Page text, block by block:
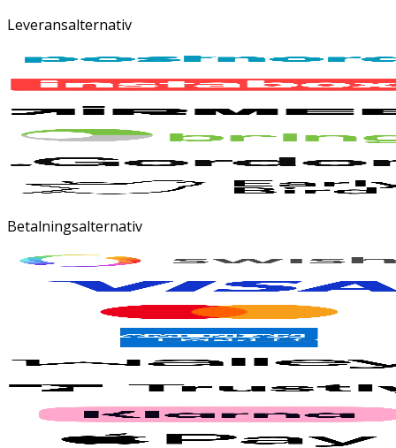
Leveransalternativ
Betalningsalternativ